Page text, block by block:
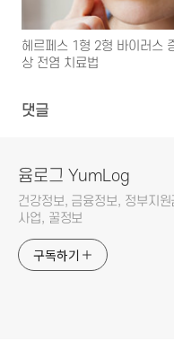
헤르페스 1형 2형 바이러스
상 전염 치료법
댓글
윰로그 YumLog
건강정보, 금융정보, 정부지
사업, 꿀정보
구독하기